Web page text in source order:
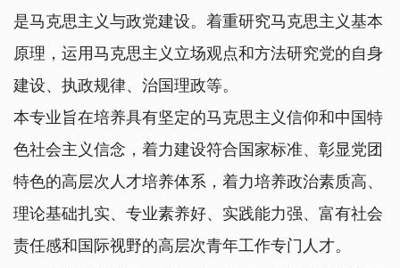
是马克思主义与政党建设。着重研究马克思主义基本
原理，运用马克思主义立场观点和方法研究党的自身
建设、执政规律、治国理政等。
本专业旨在培养具有坚定的马克思主义信仰和中国特
色社会主义信念，着力建设符合国家标准、彰显党团
特色的高层次人才培养体系，着力培养政治素质高、
理论基础扎实、专业素养好、实践能力强、富有社会
责任感和国际视野的高层次青年工作专门人才。